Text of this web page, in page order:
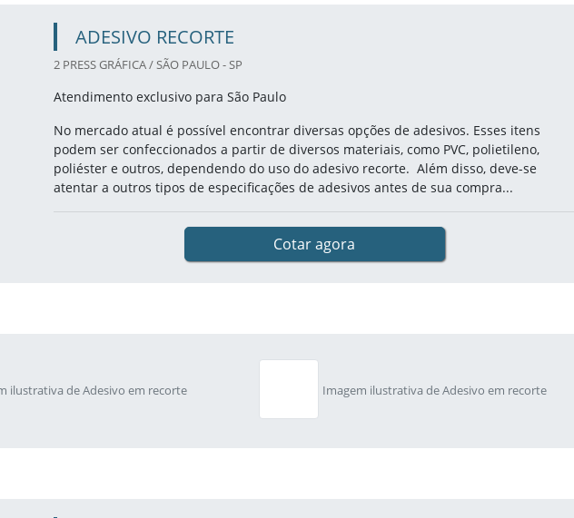
ADESIVO RECORTE
2 PRESS GRÁFICA / SÃO PAULO - SP
Atendimento exclusivo para São Paulo
No mercado atual é possível encontrar diversas opções de adesivos. Esses itens
podem ser confeccionados a partir de diversos materiais, como PVC, polietileno,
poliéster e outros, dependendo do uso do adesivo recorte. Além disso, deve-se
atentar a outros tipos de especificações de adesivos antes de sua compra...
Cotar agora
ilustrativa de Adesivo em recorte Imagem ilustrativa de Adesivo em recorte